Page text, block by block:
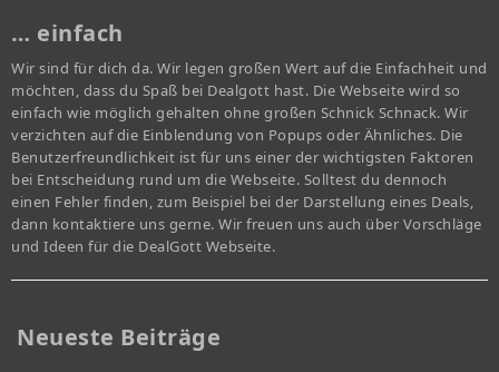
… einfach
Wir sind für dich da. Wir legen großen Wert auf die Einfachheit und
möchten, dass du Spaß bei Dealgott hast. Die Webseite wird so
einfach wie möglich gehalten ohne großen Schnick Schnack. Wir
verzichten auf die Einblendung von Popups oder Ähnliches. Die
Benutzerfreundlichkeit ist für uns einer der wichtigsten Faktoren
bei Entscheidung rund um die Webseite. Solltest du dennoch
einen Fehler finden, zum Beispiel bei der Darstellung eines Deals,
dann kontaktiere uns gerne. Wir freuen uns auch über Vorschläge
und Ideen für die DealGott Webseite.
Neueste Beiträge